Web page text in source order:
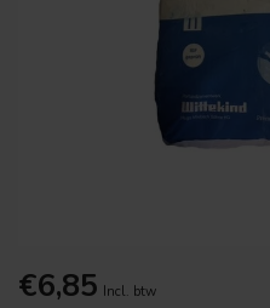
€6,85 Incl. btw